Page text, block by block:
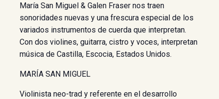
María San Miguel & Galen Fraser nos traen
sonoridades nuevas y una frescura especial de los
variados instrumentos de cuerda que interpretan.
Con dos violines, guitarra, cistro y voces, interpretan
música de Castilla, Escocia, Estados Unidos.
MARÍA SAN MIGUEL
Violinista neo-trad y referente en el desarrollo